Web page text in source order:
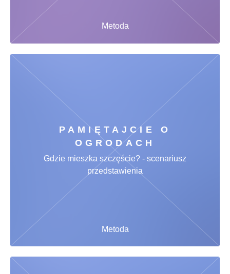
Metoda
PAMIĘTAJCIE O
OGRODACH
Metoda
Gdzie mieszka szczęście? - scenariusz
przedstawienia